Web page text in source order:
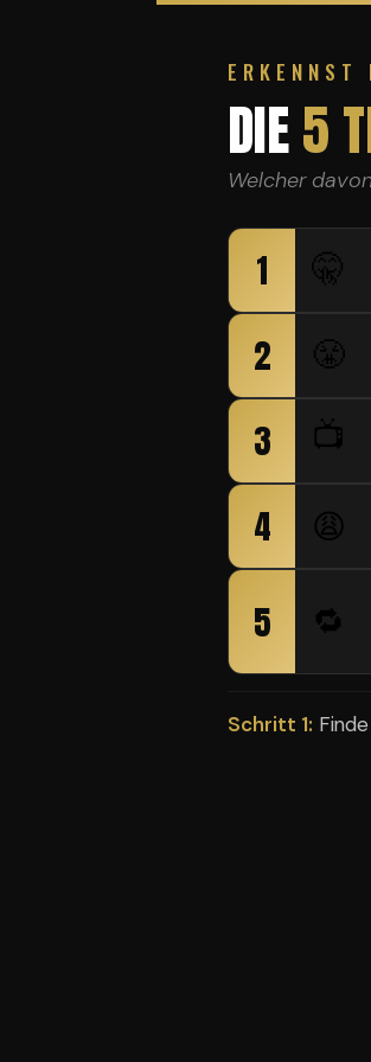
ERKENNST
DIE5
Welcher
1 🤫
2 😤
3 📺
4 😩
5 🔁
Schritt 1: